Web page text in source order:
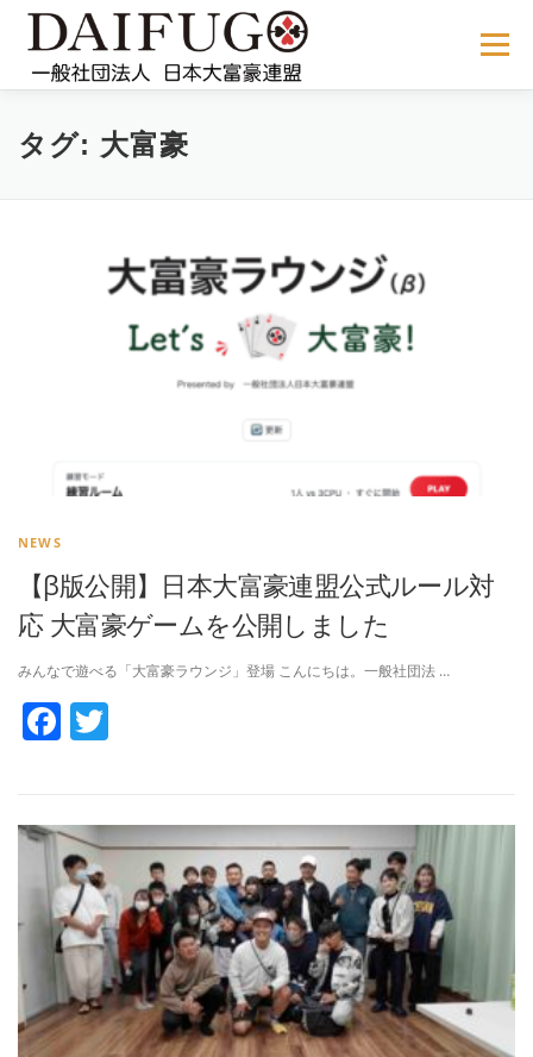
メニュー
NEWS ABOUT US
タグ: 大富豪
NEWS
【β版公開】日本大富豪連盟公式ルール対
応 大富豪ゲームを公開しました
みんなで遊べる「大富豪ラウンジ」登場 こんにちは。一般社団法 …
Facebook